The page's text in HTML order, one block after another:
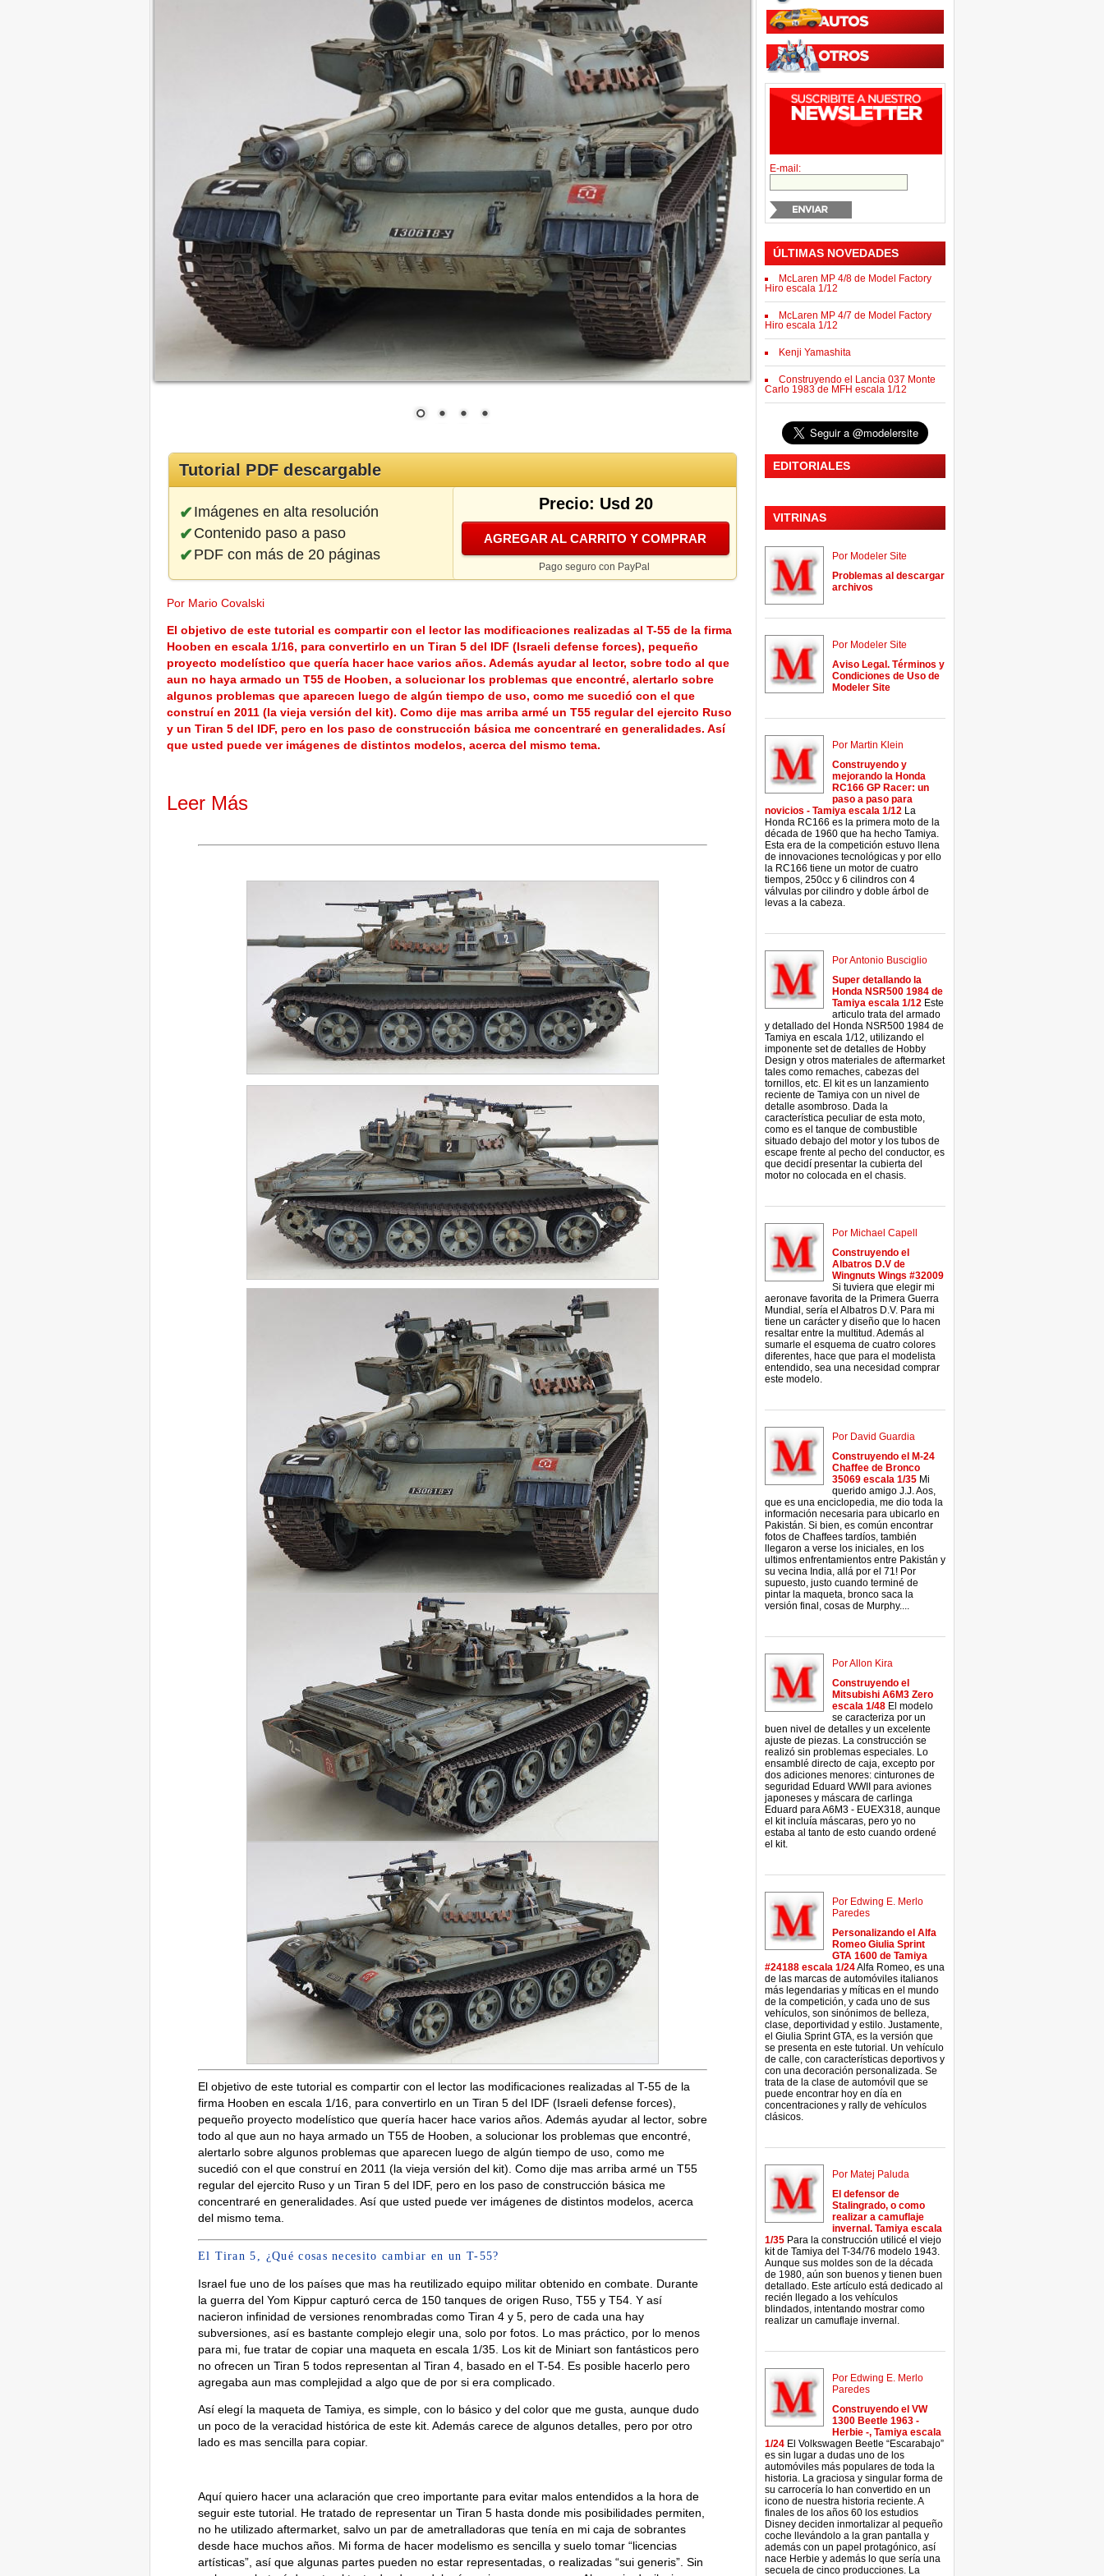
Tutorial PDF descargable
Imágenes en alta resolución
Contenido paso a paso
PDF con más de 20 páginas
Precio: Usd 20
AGREGAR AL CARRITO Y COMPRAR
Pago seguro con PayPal
Por Mario Covalski
El objetivo de este tutorial es compartir con el lector las modificaciones realizadas al T-55 de la firma
Hooben en escala 1/16, para convertirlo en un Tiran 5 del IDF (Israeli defense forces), pequeño
proyecto modelístico que quería hacer hace varios años. Además ayudar al lector, sobre todo al que
aun no haya armado un T55 de Hooben, a solucionar los problemas que encontré, alertarlo sobre
algunos problemas que aparecen luego de algún tiempo de uso, como me sucedió con el que
construí en 2011 (la vieja versión del kit). Como dije mas arriba armé un T55 regular del ejercito Ruso
y un Tiran 5 del IDF, pero en los paso de construcción básica me concentraré en generalidades. Así
que usted puede ver imágenes de distintos modelos, acerca del mismo tema.
Leer Más
El objetivo de este tutorial es compartir con el lector las modificaciones realizadas al T-55 de la
firma Hooben en escala 1/16, para convertirlo en un Tiran 5 del IDF (Israeli defense forces),
pequeño proyecto modelístico que quería hacer hace varios años. Además ayudar al lector, sobre
todo al que aun no haya armado un T55 de Hooben, a solucionar los problemas que encontré,
alertarlo sobre algunos problemas que aparecen luego de algún tiempo de uso, como me
sucedió con el que construí en 2011 (la vieja versión del kit). Como dije mas arriba armé un T55
regular del ejercito Ruso y un Tiran 5 del IDF, pero en los paso de construcción básica me
concentraré en generalidades. Así que usted puede ver imágenes de distintos modelos, acerca
del mismo tema.
El Tiran 5, ¿Qué cosas necesito cambiar en un T-55?
Israel fue uno de los países que mas ha reutilizado equipo militar obtenido en combate. Durante
la guerra del Yom Kippur capturó cerca de 150 tanques de origen Ruso, T55 y T54. Y así
nacieron infinidad de versiones renombradas como Tiran 4 y 5, pero de cada una hay
subversiones, así es bastante complejo elegir una, solo por fotos. Lo mas práctico, por lo menos
para mi, fue tratar de copiar una maqueta en escala 1/35. Los kit de Miniart son fantásticos pero
no ofrecen un Tiran 5 todos representan al Tiran 4, basado en el T-54. Es posible hacerlo pero
agregaba aun mas complejidad a algo que de por si era complicado.
Así elegí la maqueta de Tamiya, es simple, con lo básico y del color que me gusta, aunque dudo
un poco de la veracidad histórica de este kit. Además carece de algunos detalles, pero por otro
lado es mas sencilla para copiar.
Aquí quiero hacer una aclaración que creo importante para evitar malos entendidos a la hora de
seguir este tutorial. He tratado de representar un Tiran 5 hasta donde mis posibilidades permiten,
no he utilizado aftermarket, salvo un par de ametralladoras que tenía en mi caja de sobrantes
desde hace muchos años. Mi forma de hacer modelismo es sencilla y suelo tomar “licencias
artísticas”, así que algunas partes pueden no estar representadas, o realizadas “sui generis”. Sin
E-mail:
ÚLTIMAS NOVEDADES
McLaren MP 4/8 de Model Factory
Hiro escala 1/12
McLaren MP 4/7 de Model Factory
Hiro escala 1/12
Kenji Yamashita
Construyendo el Lancia 037 Monte
Carlo 1983 de MFH escala 1/12
EDITORIALES
VITRINAS
Por Modeler Site
Problemas al descargar
archivos
Por Modeler Site
Aviso Legal. Términos y
Condiciones de Uso de
Modeler Site
Por Martin Klein
Construyendo y
mejorando la Honda
RC166 GP Racer: un
paso a paso para
novicios - Tamiya escala 1/12 La
Honda RC166 es la primera moto de la
década de 1960 que ha hecho Tamiya.
Esta era de la competición estuvo llena
de innovaciones tecnológicas y por ello
la RC166 tiene un motor de cuatro
tiempos, 250cc y 6 cilindros con 4
válvulas por cilindro y doble árbol de
levas a la cabeza.
Por Antonio Busciglio
Super detallando la
Honda NSR500 1984 de
Tamiya escala 1/12 Este
articulo trata del armado
y detallado del Honda NSR500 1984 de
Tamiya en escala 1/12, utilizando el
imponente set de detalles de Hobby
Design y otros materiales de aftermarket
tales como remaches, cabezas del
tornillos, etc. El kit es un lanzamiento
reciente de Tamiya con un nivel de
detalle asombroso. Dada la
característica peculiar de esta moto,
como es el tanque de combustible
situado debajo del motor y los tubos de
escape frente al pecho del conductor, es
que decidí presentar la cubierta del
motor no colocada en el chasis.
Por Michael Capell
Construyendo el
Albatros D.V de
Wingnuts Wings #32009
Si tuviera que elegir mi
aeronave favorita de la Primera Guerra
Mundial, sería el Albatros D.V. Para mi
tiene un carácter y diseño que lo hacen
resaltar entre la multitud. Además al
sumarle el esquema de cuatro colores
diferentes, hace que para el modelista
entendido, sea una necesidad comprar
este modelo.
Por David Guardia
Construyendo el M-24
Chaffee de Bronco
35069 escala 1/35 Mi
querido amigo J.J. Aos,
que es una enciclopedia, me dio toda la
información necesaria para ubicarlo en
Pakistán. Si bien, es común encontrar
fotos de Chaffees tardíos, también
llegaron a verse los iniciales, en los
ultimos enfrentamientos entre Pakistán y
su vecina India, allá por el 71! Por
supuesto, justo cuando terminé de
pintar la maqueta, bronco saca la
versión final, cosas de Murphy....
Por Allon Kira
Construyendo el
Mitsubishi A6M3 Zero
escala 1/48 El modelo
se caracteriza por un
buen nivel de detalles y un excelente
ajuste de piezas. La construcción se
realizó sin problemas especiales. Lo
ensamblé directo de caja, excepto por
dos adiciones menores: cinturones de
seguridad Eduard WWII para aviones
japoneses y máscara de carlinga
Eduard para A6M3 - EUEX318, aunque
el kit incluía máscaras, pero yo no
estaba al tanto de esto cuando ordené
el kit.
Por Edwing E. Merlo
Paredes
Personalizando el Alfa
Romeo Giulia Sprint
GTA 1600 de Tamiya
#24188 escala 1/24Alfa Romeo, es una
de las marcas de automóviles italianos
más legendarias y míticas en el mundo
de la competición, y cada uno de sus
vehículos, son sinónimos de belleza,
clase, deportividad y estilo. Justamente,
el Giulia Sprint GTA, es la versión que
se presenta en este tutorial. Un vehículo
de calle, con características deportivos y
con una decoración personalizada. Se
trata de la clase de automóvil que se
puede encontrar hoy en día en
concentraciones y rally de vehículos
clásicos.
Por Matej Paluda
El defensor de
Stalingrado, o como
realizar a camuflaje
invernal. Tamiya escala
1/35 Para la construcción utilicé el viejo
kit de Tamiya del T-34/76 modelo 1943.
Aunque sus moldes son de la década
de 1980, aún son buenos y tienen buen
detallado. Este artículo está dedicado al
recién llegado a los vehículos
blindados, intentando mostrar como
realizar un camuflaje invernal.
Por Edwing E. Merlo
Paredes
Construyendo el VW
1300 Beetle 1963 -
Herbie -, Tamiya escala
1/24 El Volkswagen Beetle “Escarabajo”
es sin lugar a dudas uno de los
automóviles más populares de toda la
historia. La graciosa y singular forma de
su carrocería lo han convertido en un
icono de nuestra historia reciente. A
finales de los años 60 los estudios
Disney deciden inmortalizar al pequeño
coche llevándolo a la gran pantalla y
además con un papel protagónico, así
nace Herbie y además lo que sería una
secuela de cinco producciones. La